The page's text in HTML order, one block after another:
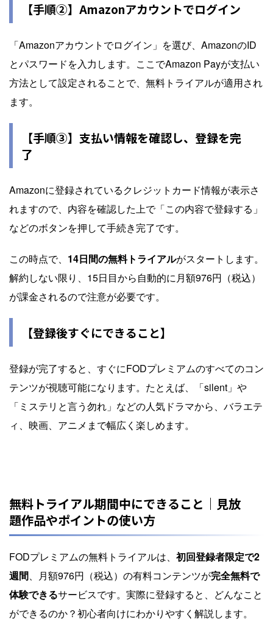
【手順②】Amazonアカウントでログイン
「Amazonアカウントでログイン」を選び、AmazonのID
とパスワードを入力します。ここでAmazon Payが支払い
方法として設定されることで、無料トライアルが適用され
ます。
【手順③】支払い情報を確認し、登録を完
了
Amazonに登録されているクレジットカード情報が表示さ
れますので、内容を確認した上で「この内容で登録する」
などのボタンを押して手続き完了です。
この時点で、 14日間の無料トライアルがスタートします。
解約しない限り、15日目から自動的に月額976円（税込）
が課金されるので注意が必要です。
【登録後すぐにできること】
登録が完了すると、すぐにFODプレミアムのすべてのコン
テンツが視聴可能になります。たとえば、「silent」や
「ミステリと言う勿れ」などの人気ドラマから、バラエテ
ィ、映画、アニメまで幅広く楽しめます。
無料トライアル期間中にできること｜見放
題作品やポイントの使い方
FODプレミアムの無料トライアルは、 初回登録者限定で2
週間、月額976円（税込）の有料コンテンツが完全無料で
体験できるサービスです。実際に登録すると、どんなこと
ができるのか？初心者向けにわかりやすく解説します。